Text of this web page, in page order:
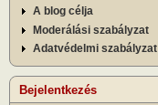
A blog célja
Moderálási szabályzat
Adatvédelmi szabályzat
Bejelentkezés